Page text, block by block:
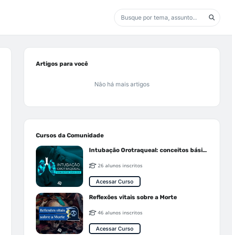
Artigos para você
Não há mais artigos
Cursos da Comunidade
Intubação Orotraqueal: conceitos básicos
26 alunos inscritos
Acessar Curso
Reflexões vitais sobre a Morte
46 alunos inscritos
Acessar Curso